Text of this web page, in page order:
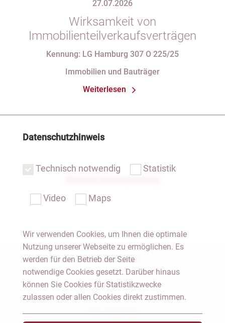
27.07.2026
Wirksamkeit von
Immobilienteilverkaufsverträgen
Kennung: LG Hamburg 307 O 225/25
Immobilien und Bauträger
Weiterlesen
Notar Dresden
Fachgebiete
Das Notariat
Datenschutzhinweis
Technisch notwendig Statistik
Video Maps
Wir verwenden Cookies, um Ihnen die optimale
Nutzung unserer Webseite zu ermöglichen. Es
werden für den Betrieb der Seite
notwendige Cookies gesetzt. Darüber hinaus
können Sie Cookies für Statistikzwecke
zulassen oder allen Cookies direkt zustimmen.